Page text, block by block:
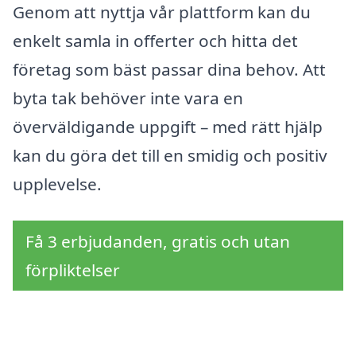
Genom att nyttja vår plattform kan du
enkelt samla in offerter och hitta det
företag som bäst passar dina behov. Att
byta tak behöver inte vara en
överväldigande uppgift – med rätt hjälp
kan du göra det till en smidig och positiv
upplevelse.
Få 3 erbjudanden, gratis och utan
förpliktelser